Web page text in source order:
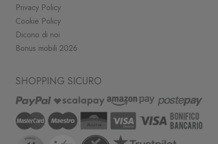
Privacy Policy
Cookie Policy
Dicono di noi
Bonus mobili 2026
SHOPPING SICURO